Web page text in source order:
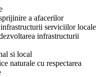
a afacerilor
serviciilor locale
infrastructurii
si local
naturale cu respectarea